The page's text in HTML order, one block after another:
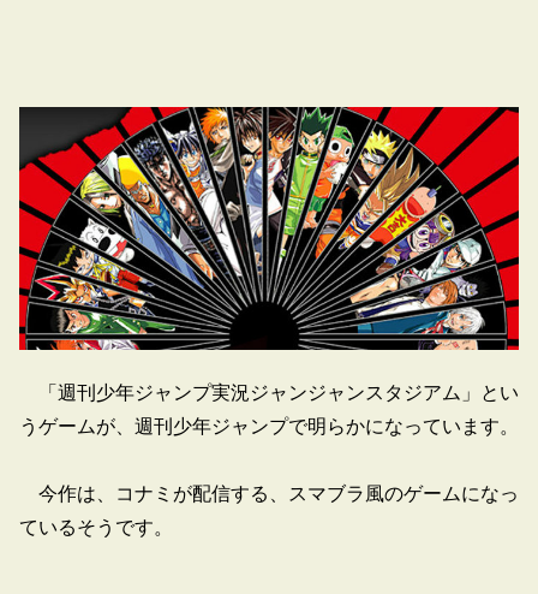
「週刊少年ジャンプ実況ジャンジャンスタジアム」とい
うゲームが、週刊少年ジャンプで明らかになっています。
今作は、コナミが配信する、スマブラ風のゲームになっ
ているそうです。